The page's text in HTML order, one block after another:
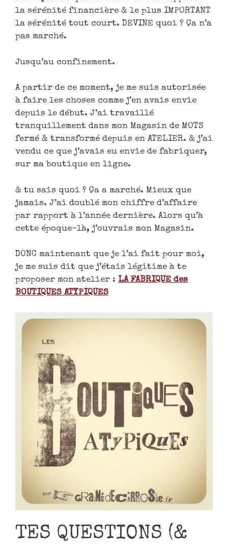
la sérénité financière & le plus IMPORTANT
la sérénité tout court. DEVINE quoi ? Ça n’a
pas marché.
Jusqu’au confinement.
A partir de ce moment, je me suis autorisée
à faire les choses comme j’en avais envie
depuis le début. J’ai travaillé
tranquillement dans mon Magasin de MOTS
fermé & transformé depuis en ATELIER. & j’ai
vendu ce que j’avais eu envie de fabriquer,
sur ma boutique en ligne.
& tu sais quoi ? Ça a marché. Mieux que
jamais. J’ai doublé mon chiffre d’affaire
par rapport à l’année dernière. Alors qu’à
cette époque-là, j’ouvrais mon Magasin.
DONC maintenant que je l’ai fait pour moi,
je me suis dit que j’étais légitime à te
proposer mon atelier : LA FABRIQUE des
BOUTIQUES ATYPIQUES
TES QUESTIONS (&